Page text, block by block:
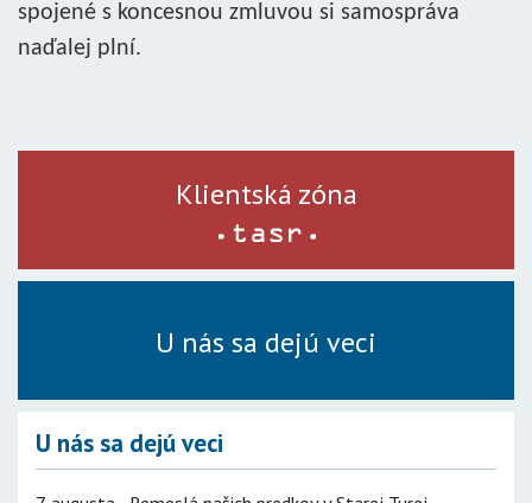
spojené s koncesnou zmluvou si samospráva
naďalej plní.
Klientská zóna
U nás sa dejú veci
U nás sa dejú veci